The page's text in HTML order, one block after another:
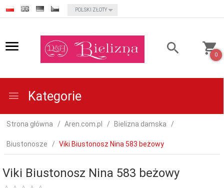
currency_h
POLSKI ZŁOTY
0
Kategorie
Strona główna Aren.com.pl Bielizna damska
Biustonosze Viki Biustonosz Nina 583 beżowy
Viki Biustonosz Nina 583 beżowy